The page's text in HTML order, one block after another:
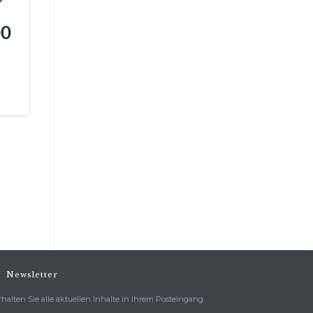
Newsletter
Sie alle aktuellen Inhalte in Ihrem Posteingang.